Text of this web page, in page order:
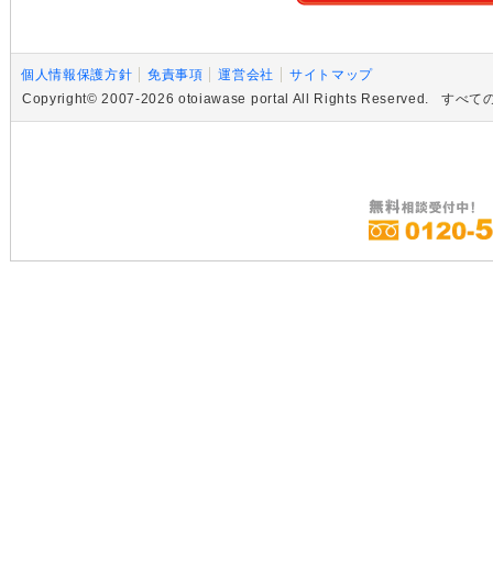
個人情報保護方針 免責事項 運営会社
サイトマップ
Copyright© 2007-2026 otoiawase portal All Rights Reserved. すべての